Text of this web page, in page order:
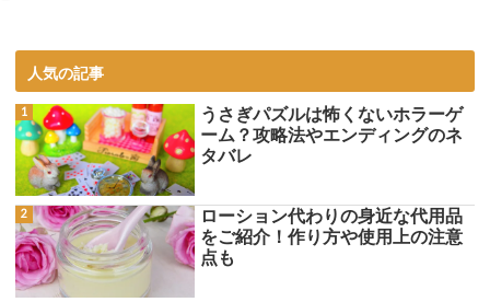
人気の記事
うさぎパズルは怖くないホラーゲ
ーム？攻略法やエンディングのネ
タバレ
ローション代わりの身近な代用品
をご紹介！作り方や使用上の注意
点も